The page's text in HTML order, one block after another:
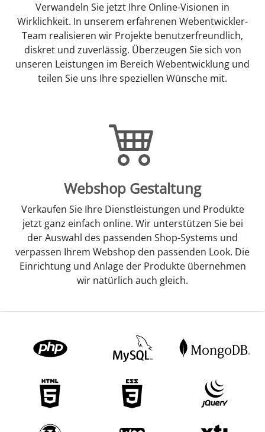
Verwandeln Sie jetzt Ihre Online-Visionen in
Wirklichkeit. In unserem erfahrenen Webentwickler-
Team realisieren wir Projekte benutzerfreundlich,
diskret und zuverlässig. Überzeugen Sie sich von
unseren Leistungen im Bereich Webentwicklung und
teilen Sie uns Ihre speziellen Wünsche mit.
Webshop Gestaltung
Verkaufen Sie Ihre Dienstleistungen und Produkte
jetzt ganz einfach online. Wir unterstützen Sie bei
der Auswahl des passenden Shop-Systems und
verpassen Ihrem Webshop den passenden Look. Die
Einrichtung und Anlage der Produkte übernehmen
wir natürlich auch gleich.